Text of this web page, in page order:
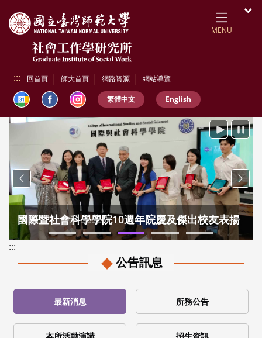
MENU
::: 回首頁 師大首頁 網路資源 網站導覽
繁體中文 English
播放
社會科學學院10週年院慶及傑出校友表揚
Previous Next
公告訊息